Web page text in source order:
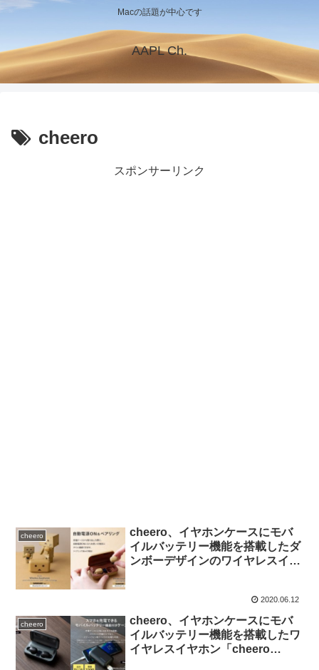
Macの話題が中心です
AAPL Ch.
cheero
スポンサーリンク
cheero
cheero、イヤホンケースにモバ
イルバッテリー機能を搭載したダ
ンボーデザインのワイヤレスイヤ
2020.06.12
cheero
cheero、イヤホンケースにモバ
イルバッテリー機能を搭載したワ
イヤレスイヤホン「cheero